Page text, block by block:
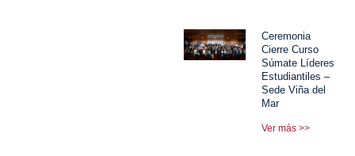
Ceremonia
Cierre Curso
Súmate Líderes
Estudiantiles –
Sede Viña del
Mar
Ver más >>